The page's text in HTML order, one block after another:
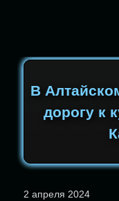
В
дорогу к
2 апреля 2024